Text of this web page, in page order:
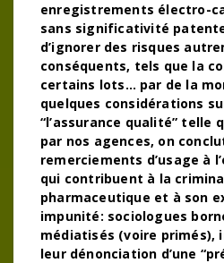
enregistrements électro-
sans significativité
d’ignorer des risques
conséquents, tels que la
certains lots… par de la
quelques considérations
“l’assurance qualité” telle
par nos agences, on
remerciements d’usage à
qui contribuent à la
pharmaceutique et à son
impunité: sociologues
médiatisés (voire primés),
leur dénonciation d’une